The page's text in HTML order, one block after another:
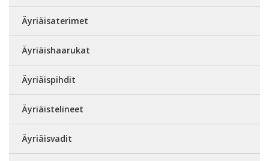
Äyriäisaterimet
Äyriäishaarukat
Äyriäispihdit
Äyriäistelineet
Äyriäisvadit